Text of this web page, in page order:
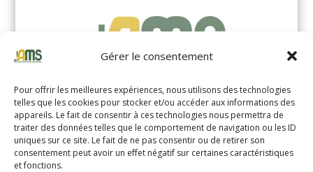
Gérer le consentement
Pour offrir les meilleures expériences, nous utilisons des technologies
telles que les cookies pour stocker et/ou accéder aux informations des
appareils. Le fait de consentir à ces technologies nous permettra de
traiter des données telles que le comportement de navigation ou les ID
uniques sur ce site. Le fait de ne pas consentir ou de retirer son
consentement peut avoir un effet négatif sur certaines caractéristiques
et fonctions.
YALE MS14XIL (2510)